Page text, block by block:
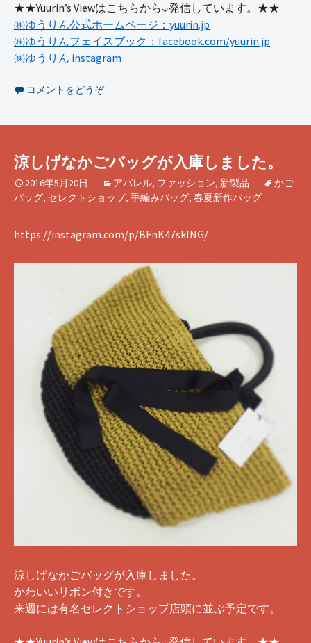
★★Yuurin’s Viewはこちらから↓発信しています。★★
㈱ゆうりん公式ホームページ：yuurin.jp
㈱ゆうりんフェイスブック：facebook.com/yuurin.jp
㈱ゆうりん instagram
コメントをどうぞ
涼しげなかごバッグが入庫しました。
2016年5月20日 アパレル, ファッション, 新製品
かご
バッグ, セレクトショップ, 手編みバッグ, 春夏新作バッグ
https://instagram.com/p/BFnK47skING/
涼しげなかごバッグが入庫しました。
かわいいリボン付きです。
来週には有名セレクトショップ店頭に並ぶ予定です。